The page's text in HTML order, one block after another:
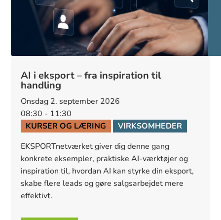
AI i eksport – fra inspiration til
handling
onsdag 2. september 2026
08:30 - 11:30
KURSER OG LÆRING
VIRKSOMHEDER
EKSPORTnetværket giver dig denne gang
konkrete eksempler, praktiske AI-værktøjer og
inspiration til, hvordan AI kan styrke din eksport,
skabe flere leads og gøre salgsarbejdet mere
effektivt.